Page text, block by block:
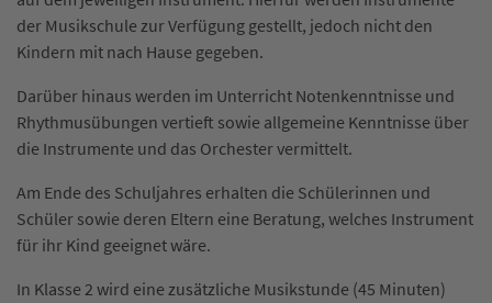
der Musikschule zur Verfügung gestellt, jedoch nicht den
Kindern mit nach Hause gegeben.
Darüber hinaus werden im Unterricht Notenkenntnisse und
Rhythmusübungen vertieft sowie allgemeine Kenntnisse über
die Instrumente und das Orchester vermittelt.
Am Ende des Schuljahres erhalten die Schülerinnen und
Schüler sowie deren Eltern eine Beratung, welches Instrument
für ihr Kind geeignet wäre.
In Klasse 2 wird eine zusätzliche Musikstunde (45 Minuten)